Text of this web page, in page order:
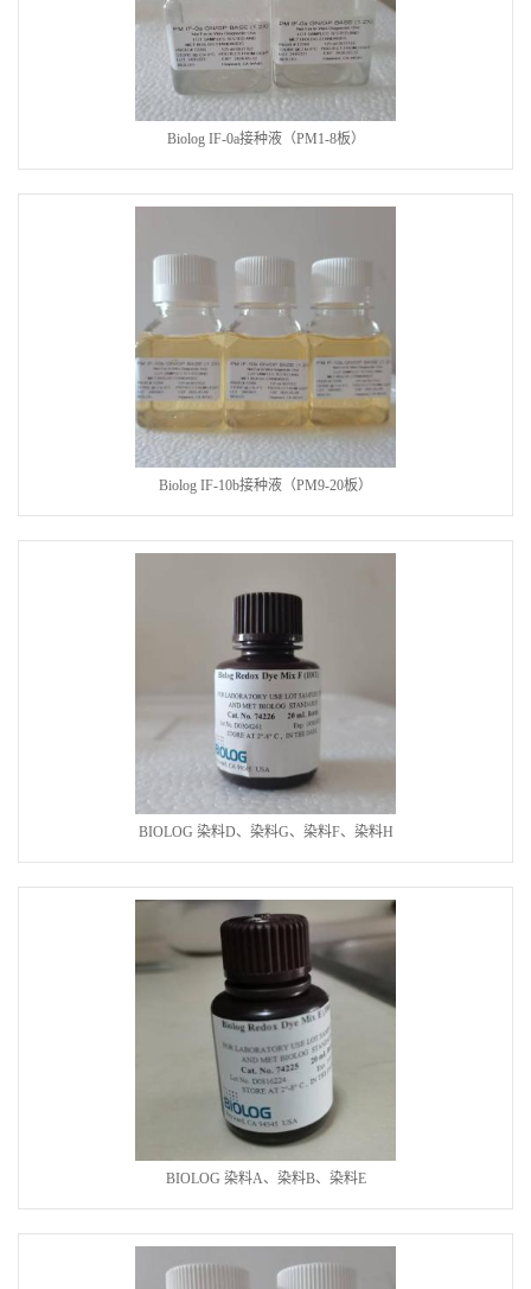
Biolog IF-0a接种液（PM1-8板）
Biolog IF-10b接种液（PM9-20板）
BIOLOG 染料D、染料G、染料F、染料H
BIOLOG 染料A、染料B、染料E